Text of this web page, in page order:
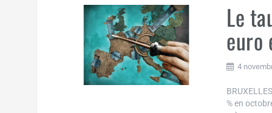
Le
euro
4
% en